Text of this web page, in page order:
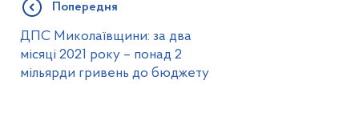
Попередня
ДПС Миколаївщини: за два
місяці 2021 року – понад 2
мільярди гривень до бюджету